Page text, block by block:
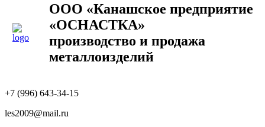
ООО «Канашское предприятие
«ОСНАСТКА»
производство и продажа
металлоизделий
+7 (996) 643-34-15
les2009@mail.ru